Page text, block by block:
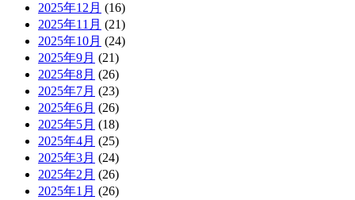
2025年12月 (16)
2025年11月 (21)
2025年10月 (24)
2025年9月 (21)
2025年8月 (26)
2025年7月 (23)
2025年6月 (26)
2025年5月 (18)
2025年4月 (25)
2025年3月 (24)
2025年2月 (26)
2025年1月 (26)